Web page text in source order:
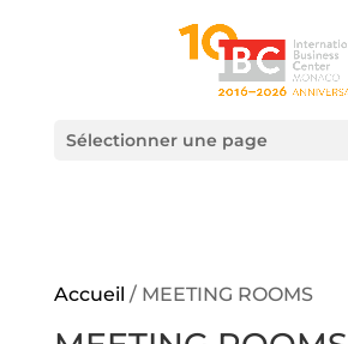
Sélectionner une page
Accueil / MEETING ROOMS